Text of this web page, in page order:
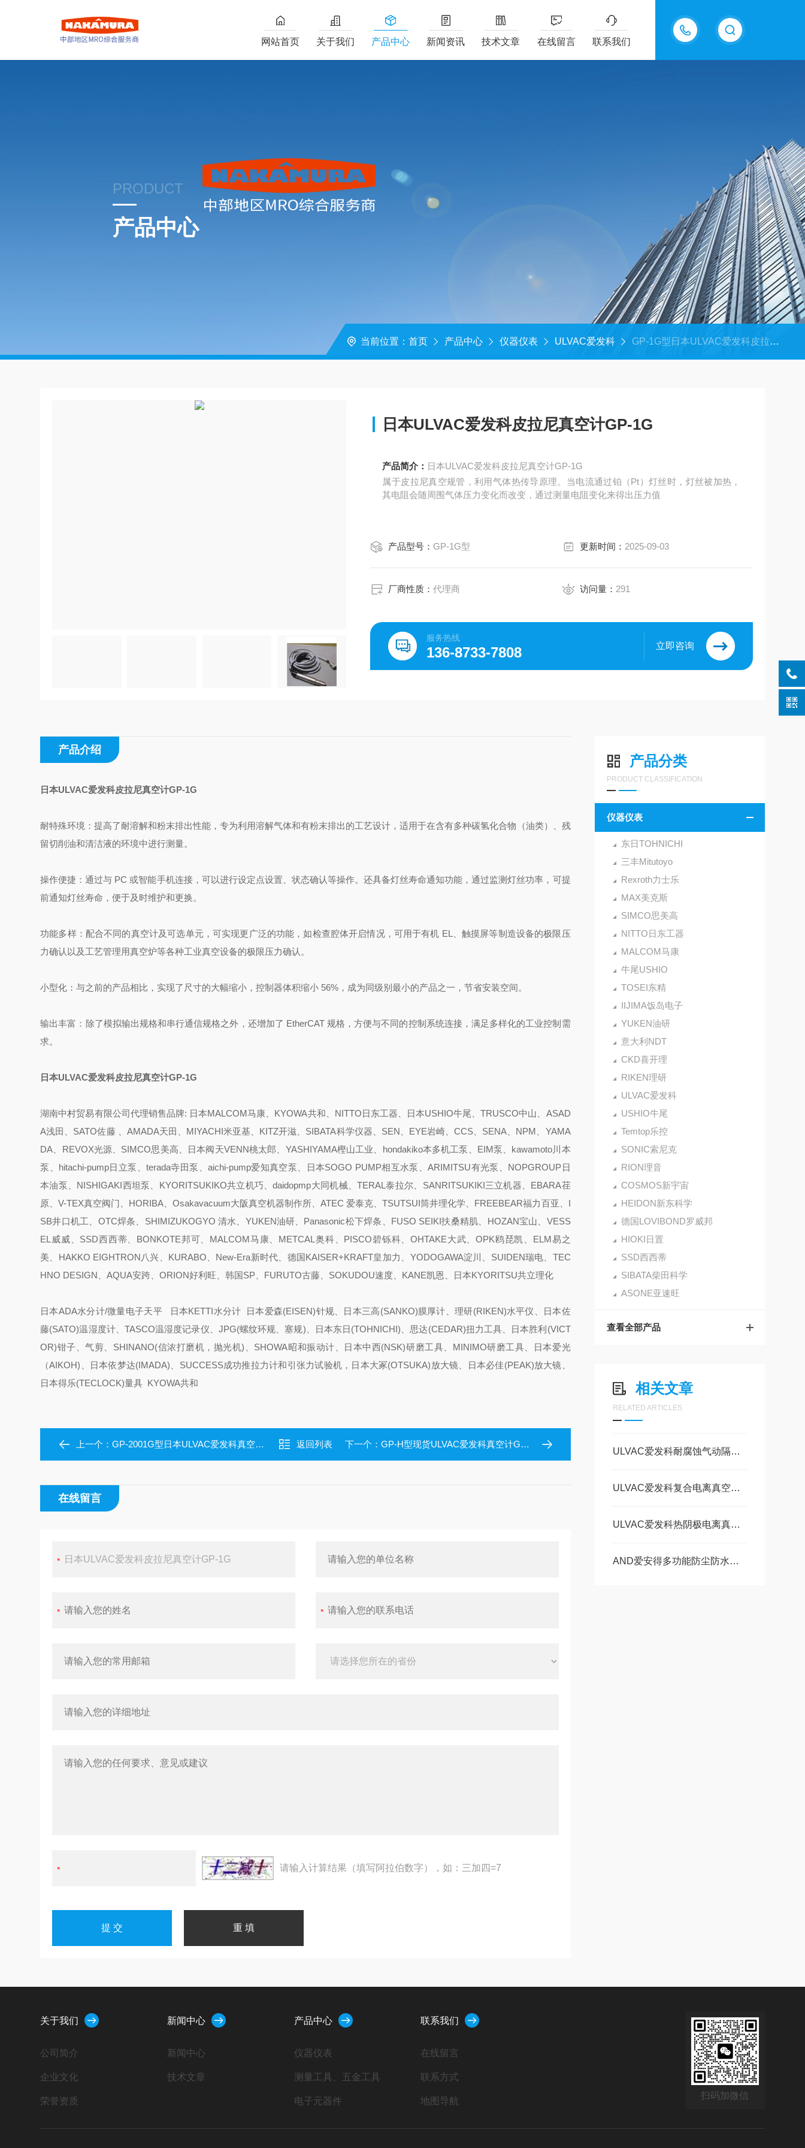
13687337808
网站首页 关于我们 产品中心 新闻资讯 技术文章 在线留言 联系我们
PRODUCT
产品中心
当前位置： 首页 产品中心 仪器仪表 ULVAC爱发科 GP-1G型日本ULVAC爱发科皮拉尼真空计GP-1G
日本ULVAC爱发科皮拉尼真空计GP-1G
产品简介： 日本ULVAC爱发科皮拉尼真空计GP-1G
属于皮拉尼真空规管，利用气体热传导原理。当电流通过铂（Pt）灯丝时，灯丝被加热，
其电阻会随周围气体压力变化而改变，通过测量电阻变化来得出压力值
产品型号： GP-1G型 更新时间： 2025-09-03
厂商性质：代理商 访问量： 291
服务热线
136-8733-7808 立即咨询
产品分类
PRODUCT CLASSIFICATION
仪器仪表
东日TOHNICHI
三丰Mitutoyo
Rexroth力士乐
MAX美克斯
SIMCO思美高
NITTO日东工器
MALCOM马康
牛尾USHIO
TOSEI东精
IIJIMA饭岛电子
YUKEN油研
意大利NDT
CKD喜开理
RIKEN理研
ULVAC爱发科
USHIO牛尾
Temtop乐控
SONIC索尼克
RION理音
COSMOS新宇宙
HEIDON新东科学
德国LOVIBOND罗威邦
HIOKI日置
SSD西西蒂
SIBATA柴田科学
ASONE亚速旺
查看全部产品
相关文章
RELATED ARTICLES
ULVAC爱发科耐腐蚀气动隔膜泵DAL-12S-06的特点
ULVAC爱发科复合电离真空计ST200-R的功能
ULVAC爱发科热阴极电离真空计ST200-A是什么
AND爱安得多功能防尘防水称重台 SB-15K10的操作使用
产品介绍
日本ULVAC爱发科皮拉尼真空计GP-1G
耐特殊环境：提高了耐溶解和粉末排出性能，专为利用溶解气体和有粉末排出的工艺设计，适用于在含有多种碳氢化合物（油类）、残
留切削油和清洁液的环境中进行测量。
操作便捷：通过与 PC 或智能手机连接，可以进行设定点设置、状态确认等操作。还具备灯丝寿命通知功能，通过监测灯丝功率，可提
前通知灯丝寿命，便于及时维护和更换。
功能多样：配合不同的真空计及可选单元，可实现更广泛的功能，如检查腔体开启情况，可用于有机 EL、触摸屏等制造设备的极限压
力确认以及工艺管理用真空炉等各种工业真空设备的极限压力确认。
小型化：与之前的产品相比，实现了尺寸的大幅缩小，控制器体积缩小 56%，成为同级别最小的产品之一，节省安装空间。
输出丰富：除了模拟输出规格和串行通信规格之外，还增加了 EtherCAT 规格，方便与不同的控制系统连接，满足多样化的工业控制需
求。
日本ULVAC爱发科皮拉尼真空计GP-1G
湖南中村贸易有限公司代理销售品牌: 日本MALCOM马康、KYOWA共和、NITTO日东工器、日本USHIO牛尾、TRUSCO中山、ASAD
A浅田、SATO佐藤 、AMADA天田、MIYACHI米亚基、KITZ开滋、SIBATA科学仪器、SEN、EYE岩崎、CCS、SENA、NPM、YAMA
DA、REVOX光源、SIMCO思美高、日本阀天VENN桃太郎、YASHIYAMA樫山工业、hondakiko本多机工泵、EIM泵、kawamoto川本
泵、hitachi-pump日立泵、terada寺田泵、aichi-pump爱知真空泵、日本SOGO PUMP相互水泵、ARIMITSU有光泵、NOPGROUP日
本油泵、NISHIGAKI西坦泵、KYORITSUKIKO共立机巧、daidopmp大同机械、TERAL泰拉尔、SANRITSUKIKI三立机器、EBARA荏
原、V-TEX真空阀门、HORIBA、Osakavacuum大阪真空机器制作所、ATEC 爱泰克、TSUTSUI筒井理化学、FREEBEAR福力百亚、I
SB井口机工、OTC焊条、SHIMIZUKOGYO 清水、YUKEN油研、Panasonic松下焊条、FUSO SEIKI扶桑精肌、HOZAN宝山、VESS
EL威威、SSD西西蒂、BONKOTE邦可、MALCOM马康、METCAL奥科、PISCO碧铄科、OHTAKE大武、OPK鸥琵凯、ELM易之
美、HAKKO EIGHTRON八兴、KURABO、New-Era新时代、德国KAISER+KRAFT皇加力、YODOGAWA淀川、SUIDEN瑞电、TEC
HNO DESIGN、AQUA安跨、ORION好利旺、韩国SP、FURUTO古藤、SOKUDOU速度、KANE凯恩、日本KYORITSU共立理化
日本ADA水分计/微量电子天平 日本KETTI水分计 日本爱森(EISEN)针规、日本三高(SANKO)膜厚计、理研(RIKEN)水平仪、日本佐
藤(SATO)温湿度计、TASCO温湿度记录仪、JPG(螺纹环规、塞规)、日本东日(TOHNICHI)、思达(CEDAR)扭力工具、日本胜利(VICT
OR)钳子、气剪、SHINANO(信浓打磨机，抛光机)、SHOWA昭和振动计、日本中西(NSK)研磨工具、MINIMO研磨工具、日本爱光
（AIKOH)、日本依梦达(IMADA)、SUCCESS成功推拉力计和引张力试验机，日本大冢(OTSUKA)放大镜、日本必佳(PEAK)放大镜、
日本得乐(TECLOCK)量具 KYOWA共和
上一个：GP-2001G型日本ULVAC爱发科真空计GP-2001G中村现货 返回列表 下一个： GP-H型现货ULVAC爱发科真空计GP-H WP01用式样
在线留言
请输入计算结果（填写阿拉伯数字），如：三加四=7
关于我们
公司简介
企业文化
荣誉资质
新闻中心
新闻中心
技术文章
产品中心
仪器仪表
测量工具、五金工具
电子元器件
联系我们
在线留言
联系方式
地图导航
扫码加微信